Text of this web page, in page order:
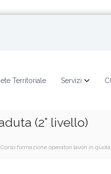
Territoriale Servizi
(2° livello)
Corso formazione operatori lavori in